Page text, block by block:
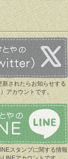
新されたらお知らせする
アカウントです。
スタンプに関する情報